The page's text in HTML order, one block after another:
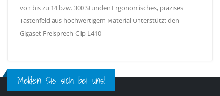
von bis zu 14 bzw. 300 Stunden Ergonomisches, präzises
Tastenfeld aus hochwertigem Material Unterstützt den
Gigaset Freisprech-Clip L410
Melden Sie sich bei uns!